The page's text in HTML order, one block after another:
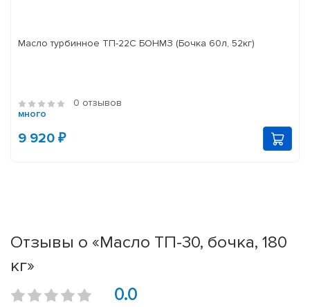
Масло турбинное ТП-22С БОНМЗ (Бочка 60л, 52кг)
0 отзывов
много
9 920 ₽
Отзывы о «Масло ТП-30, бочка, 180
кг»
0.0